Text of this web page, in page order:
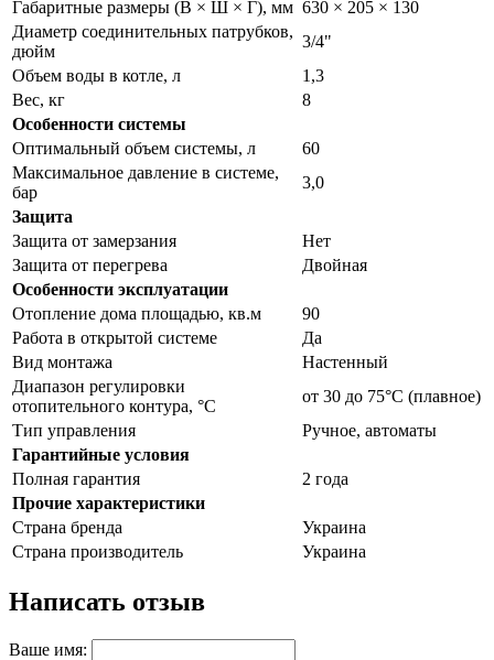
Габаритные размеры (В × Ш × Г), мм 630 × 205 × 130
Диаметр соединительных патрубков,
дюйм
3/4"
Объем воды в котле, л
1,3
Вес, кг
8
Особенности системы
Оптимальный объем системы, л
60
Максимальное давление в системе,
бар
3,0
Защита
Защита от замерзания
Нет
Защита от перегрева
Двойная
Особенности эксплуатации
Отопление дома площадью, кв.м
90
Работа в открытой системе
Да
Вид монтажа
Настенный
Диапазон регулировки
отопительного контура, °С
от 30 до 75°С (плавное)
Тип управления
Ручное, автоматы
Гарантийные условия
Полная гарантия
2 года
Прочие характеристики
Страна бренда
Украина
Страна производитель
Украина
Написать отзыв
Ваше имя: